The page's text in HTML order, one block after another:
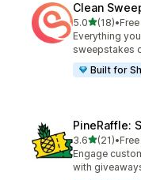
Clean
5.05つ星中
(18)
合計レビュー
•
Everything
sweepstakes
Built for
PineRaffle:
3.65つ星中
(21)
合計レビュー
•
Engage
with